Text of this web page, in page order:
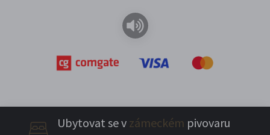
Ubytovat se v zámeckém pivovaru